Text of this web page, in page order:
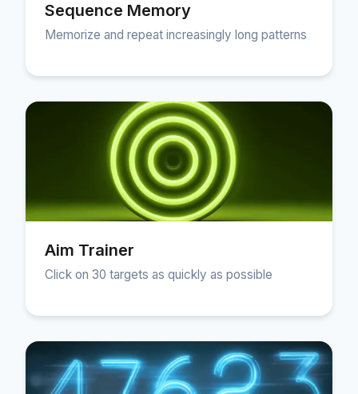
Sequence Memory
Memorize and repeat increasingly long patterns
Aim Trainer
Click on 30 targets as quickly as possible